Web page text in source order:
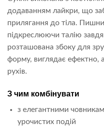
додаванням лайкри, що
прилягання до тіла.
підкреслюючи талію
розташована збоку для
форму, виглядає ефектно,
рухів.
З чим комбінувати
з елегантними
урочистих подій